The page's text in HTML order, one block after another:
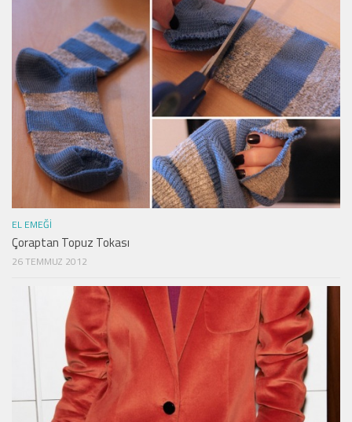
EL EMEĞI
Çoraptan Topuz Tokası
26 TEMMUZ 2012